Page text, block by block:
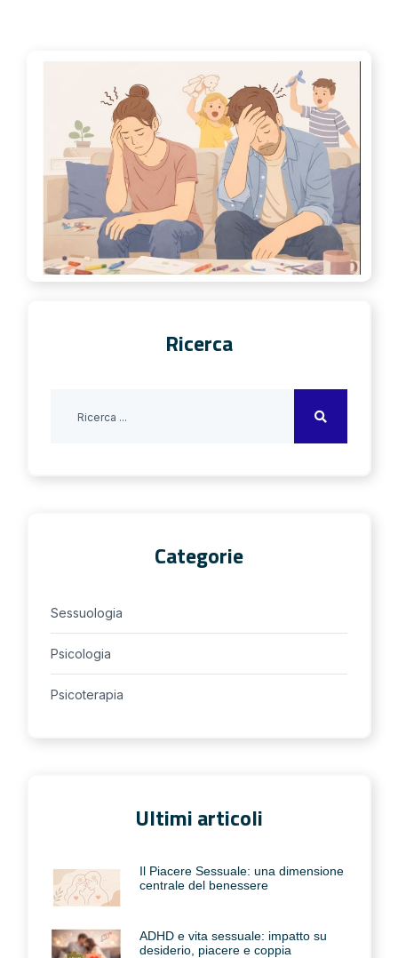
Ricerca
Categorie
Sessuologia
Psicologia
Psicoterapia
Ultimi articoli
Il Piacere Sessuale: una dimensione
centrale del benessere
ADHD e vita sessuale: impatto su
desiderio, piacere e coppia